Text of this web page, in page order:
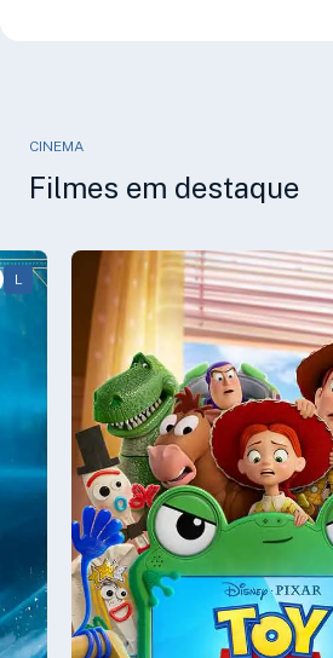
CINEMA
Filmes em destaque
L Animação, Aventura, Comédia • •